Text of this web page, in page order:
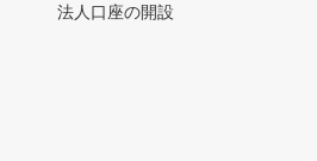
法人口座の開設